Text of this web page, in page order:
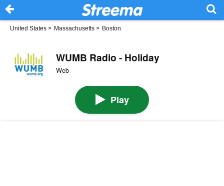
United States > Massachusetts > Boston
WUMB Radio - Holiday
Web
Play